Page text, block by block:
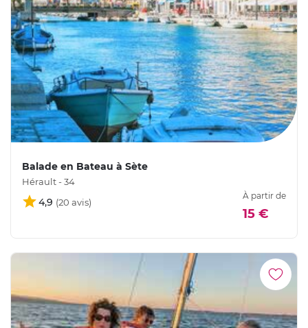
Balade en Bateau à Sète
Hérault - 34
4,9
À partir de
15 €